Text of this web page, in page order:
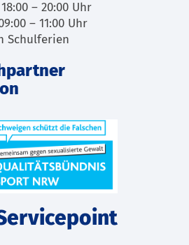
– 20:00 Uhr
– 11:00 Uhr
Schulferien